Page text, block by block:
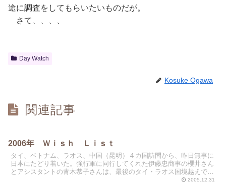
途に調査をしてもらいたいものだが。
さて、、、、
Day Watch
Kosuke Ogawa
関連記事
2006年 Ｗｉｓｈ Ｌｉｓｔ
タイ、ベトナム、ラオス、中国（昆明）４カ国訪問から、昨日無事に
日本にたどり着いた。強行軍に同行してくれた伊藤忠商事の櫻井さん
とアシスタントの青木恭子さんは、最後のタイ・ラオス国境越えで、
2005.12.31